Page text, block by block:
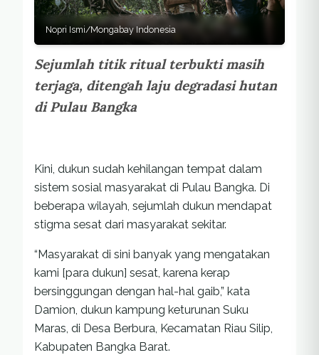
Nopri Ismi/Mongabay Indonesia
Sejumlah titik ritual terbukti masih
terjaga, ditengah laju degradasi hutan
di Pulau Bangka
Kini, dukun sudah kehilangan tempat dalam
sistem sosial masyarakat di Pulau Bangka. Di
beberapa wilayah, sejumlah dukun mendapat
stigma sesat dari masyarakat sekitar.
“Masyarakat di sini banyak yang mengatakan
kami [para dukun] sesat, karena kerap
bersinggungan dengan hal-hal gaib,” kata
Damion, dukun kampung keturunan Suku
Maras, di Desa Berbura, Kecamatan Riau Silip,
Kabupaten Bangka Barat.